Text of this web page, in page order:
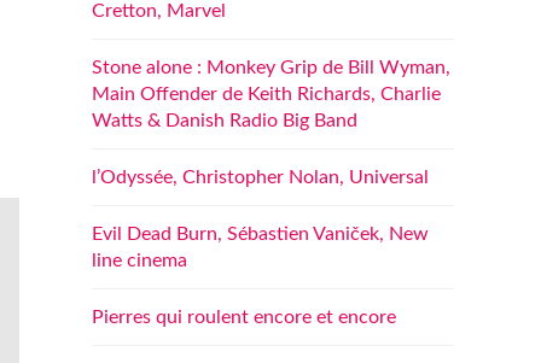
Cretton, Marvel
Stone alone : Monkey Grip de Bill Wyman,
Main Offender de Keith Richards, Charlie
Watts & Danish Radio Big Band
l’Odyssée, Christopher Nolan, Universal
Evil Dead Burn, Sébastien Vaniček, New
line cinema
Pierres qui roulent encore et encore